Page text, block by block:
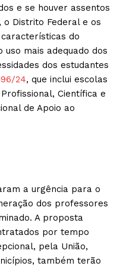
e se houver assentos
o Distrito Federal e os
do
mais adequado dos
dos estudantes
24, que inclui escolas
Científica e
de Apoio ao
a urgência para o
dos professores
A proposta
por tempo
pela União,
também terão